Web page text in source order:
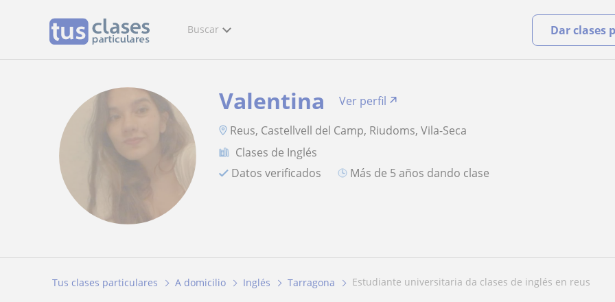
Buscar Dar clases
Valentina
Ver perfil
Reus, Castellvell del Camp, Riudoms, Vila-Seca
Clases de Inglés
Datos verificados
más de 5 años dando clase
Tus clases particulares A domicilio Inglés Tarragona estudiante universitaria da clases de inglés en reus